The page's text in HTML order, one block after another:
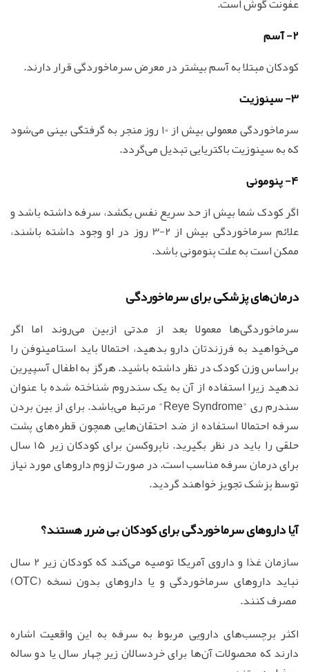
2- آسم
کودکان مبتلا به آسم بیشتر در معرض سرماخوردگی قرار دارند.
3- سینوزیت
سرماخوردگی معمولی بیش از 10 روز منجر به گرفتگی بینی می‌شود
که به سینوزیت باکتریایی تبدیل می‌گردد.
4- پنومونی
اگر کودک شما بیش از حد سریع نفس بکشد، سرفه داشته باشد و
علائم سرماخوردگی بیش از 2-3 روز در او وجود داشته باشند،
ممکن است به علت پنومونی باشد.
درمان‌های پزشکی برای سرماخوردگی
سرماخوردگی‌ها معمولا بعد از مدتی ازبین می‌روند اما اگر
می‌خواهید به فرزندتان دارو بدهید، احتمالا باید استامینوفن را
براساس وزن کودک در نظر داشته باشید. هرگز به اطفال آسپیرین
ندهید زیرا استفاده از آن به یک سندروم شناخته شده با عنوان
سندرم ری "Reye Syndrome" مرتبط می‌باشد. برای از بین بردن
سرفه احتمالا استفاده از ضد احتقان‌هایی همچون قطره‌های پشت
حلقی را باید در نظر بگیرید. ناپروکسن برای کودکان زیر 15 سال
برای درمان سرفه مناسب است. در صورت لزوم داروهای مورد نیاز
توسط پزشک تجویز خواهند گردید.
آیا داروهای سرماخوردگی برای کودکان بی ضرر هستند؟
سازمان غذا و داروی آمریکا توصیه می‌کند که کودکان زیر 2 سال
نباید داروهای سرماخوردگی و یا داروهای بدون نسخه (OTC)
مصرف کنند.
اکثر برچسب‌های دارویی مربوط به سرفه به این واقعیت اشاره
دارند که محصولات آن‌ها برای خردسالان زیر چهار سال یا دو ساله